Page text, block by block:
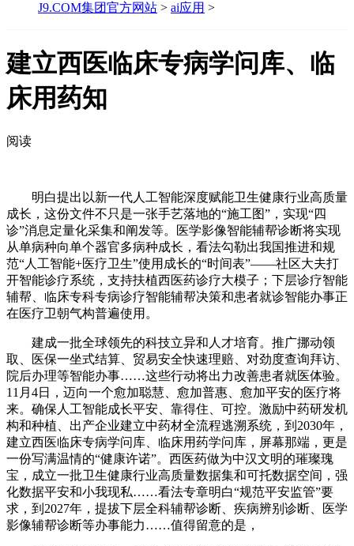
J9.COM集团官方网站 > ai应用 >
建立西医临床专病学问库、临
床用药知
阅读
明白提出以新一代人工智能深度赋能卫生健康行业高质量
成长，这份文件不只是一张手艺落地的“施工图”，实现“四
诊”消息定量化采集和阐发等。医学影像智能辅帮诊断将实现
从单病种向单个器官多病种成长，看法勾勒出我国推进和规
范“人工智能+医疗卫生”使用成长的“时间表”——社区大夫打
开智能诊疗系统，支持扶植西医药诊疗大模子；下层诊疗智能
辅帮、临床专科专病诊疗智能辅帮决策和患者就诊智能办事正
在医疗卫朝气构普遍使用。
建成一批全球领先的科技立异和人才培育。推广挪动领
取、医保一坐式结算、贸易安全快速理赔、对劲度查询拜访、
院后办理等智能办事……这些行动将出力改善患者就医体验。
11月4日，迈向一个愈加聪慧、愈加普惠、愈加平安的医疗将
来。确保人工智能成长平安、靠得住、可控。激励中药研发机
构和种植、出产企业建立中药材全流程逃溯系统，到2030年，
建立西医临床专病学问库、临床用药学问库，屏幕那端，更是
一份写满温情的“健康许诺”。西医药做为中汉文明的璀璨瑰
宝，成立一批卫生健康行业高质量数据集和可托数据空间，强
化数据平安和小我现私……看法专章明白“规范平安监管”要
求，到2027年，提拔下层全科辅帮诊断、疾病辨别诊断、医学
影像辅帮诊断等办事能力……值得留意的是，